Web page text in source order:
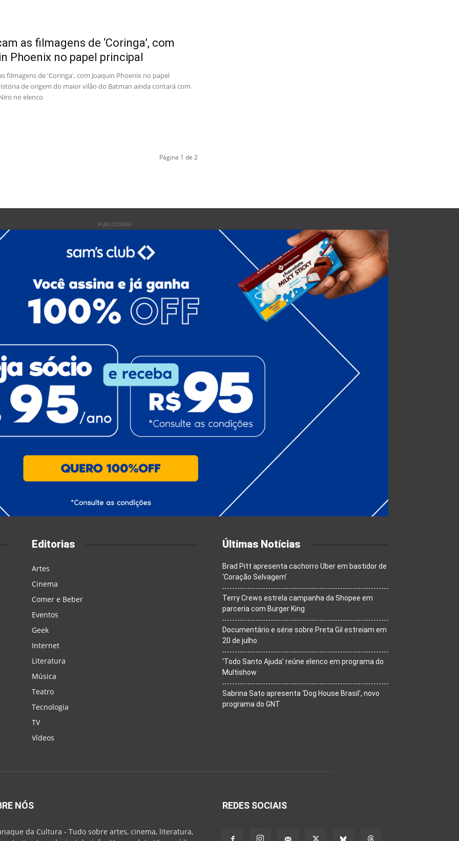
as filmagens de ‘Coringa’, com
Phoenix no papel principal
filmagens de 'Coringa', com Joaquin Phoenix no papel
de origem do maior vilão do Batman ainda contará com
no elenco
Página 1 de 2
PUBLICIDADE
Editorias
Artes
Cinema
Comer e Beber
Eventos
Geek
Internet
Literatura
Música
Teatro
Tecnologia
TV
Vídeos
Últimas Notícias
Brad Pitt apresenta cachorro Uber em bastidor de
‘Coração Selvagem’
Terry Crews estrela campanha da Shopee em
parceria com Burger King
Documentário e série sobre Preta Gil estreiam em
20 de julho
‘Todo Santo Ajuda’ reúne elenco em programa do
Multishow
Sabrina Sato apresenta ‘Dog House Brasil’, novo
programa do GNT
NÓS
da Cultura - Tudo sobre artes, cinema, literatura,
REDES SOCIAIS